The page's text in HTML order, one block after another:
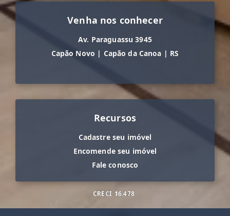
Venha nos conhecer
Av. Paraguassu 3945
Capão Novo | Capão da Canoa | RS
Recursos
Cadastre seu imóvel
Encomende seu imóvel
Fale conosco
CRECI 16.478